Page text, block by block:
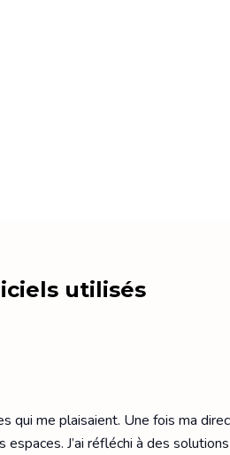
utilisés
qui me plaisaient. Une fois ma
J’ai réfléchi à des